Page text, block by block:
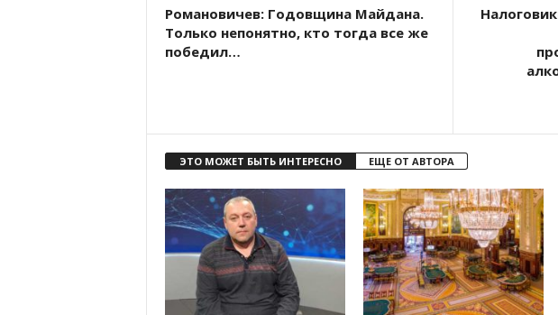
Романовичев: Годовщина Майдана.
Только непонятно, кто тогда все же
победил…
ЭТО МОЖЕТ БЫТЬ ИНТЕРЕСНО ЕЩЕ ОТ АВТОРА